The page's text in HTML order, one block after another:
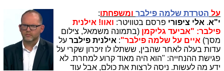
על הטרדת שלמה פילבר ומשפחתו:
י"א. אלי ציפורי פרסם בטוויטר: ואוו! אילנית
פילבר: "אביעד גליקמן (בתמונה משמאל, צילום
מסך) איים על שלמה פילבר": אילנית פילבר על
עדות בעלה לאחר שהבין, ששתלו לו זיכרון שקרי על
פגישת ההנחייה: "הוא היה מאוד קרוע למחרת. לא
ידע מה לעשות. ניסה לרצות את כולם, אבל עוד